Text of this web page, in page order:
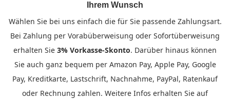
Ihrem Wunsch
Wählen Sie bei uns einfach die für Sie passende Zahlungsart.
Bei Zahlung per Vorabüberweisung oder Sofortüberweisung
erhalten Sie 3% Vorkasse-Skonto. Darüber hinaus können
Sie auch ganz bequem per Amazon Pay, Apple Pay, Google
Pay, Kreditkarte, Lastschrift, Nachnahme, PayPal, Ratenkauf
oder Rechnung zahlen. Weitere Infos erhalten Sie auf